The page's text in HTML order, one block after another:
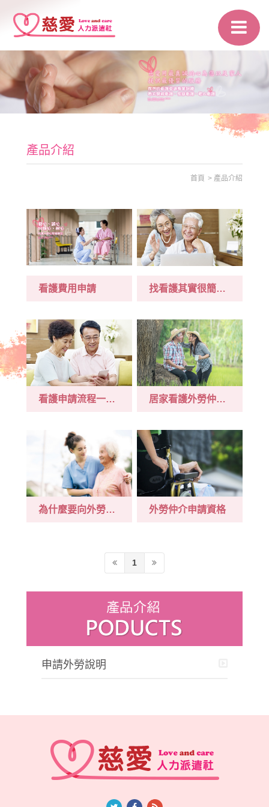
產品介紹
首頁 產品介紹
看護費用申請 找看護其實很簡單｜老人看護中心申請費用介紹
看護申請流程一次看！本國籍看護與外籍看護申請資格、條件完全不一樣！ 居家看護外勞仲介費用
為什麼要向外勞仲介申請看護？優點及費用細項報你知！ 外勞仲介申請資格
1
申請外勞說明